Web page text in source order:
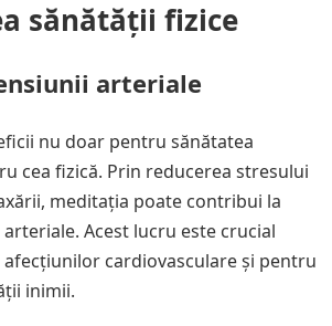
sănătății fizice
arteriale
nu doar pentru sănătatea
cea fizică. Prin reducerea stresului
meditația poate contribui la
Acest lucru este crucial
cardiovasculare și pentru
inimii.